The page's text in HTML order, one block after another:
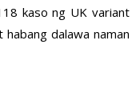
kaso ng UK variant
dalawa naman